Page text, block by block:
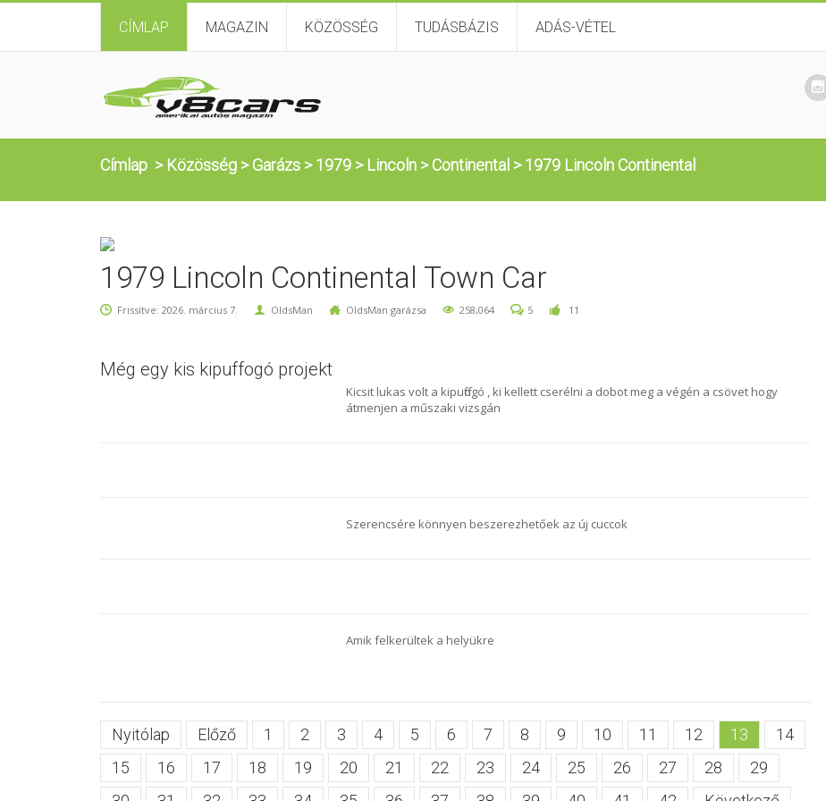
CÍMLAP MAGAZIN KÖZÖSSÉG TUDÁSBÁZIS ADÁS-VÉTEL
Címlap > Közösség >Garázs >1979 > Lincoln >Continental >1979 Lincoln Continental
1979 Lincoln Continental Town Car
Frissítve: 2026. március 7. OldsMan OldsMan garázsa 258,064 5 11
Még egy kis kipuffogó projekt
Kicsit lukas volt a kipuffogó , ki kellett cserélni a dobot meg a végén a csövet hogy
átmenjen a műszaki vizsgán
Szerencsére könnyen beszerezhetőek az új cuccok
Amik felkerültek a helyükre
Nyitólap Előző 1 2 3 4 5 6 7 8 9 10 11 12 13
14
15
16 17 18 19 20 21 22 23 24 25 26 27 28
29